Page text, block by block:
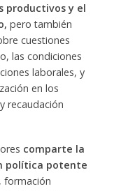
productivos y el
pero también
cuestiones
las condiciones
laborales, y
en los
recaudación
comparte la
política potente
, formación